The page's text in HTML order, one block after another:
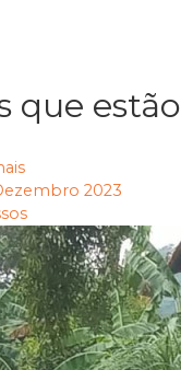
que
2023